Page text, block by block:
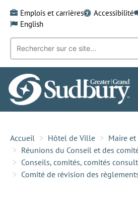
content
Emplois et carrières Accessibilité
English
Recherche
mot-
clé:
Accueil Hôtel de Ville
Maire et
Réunions du Conseil et des
Conseils, comités, comités
Comité de révision des